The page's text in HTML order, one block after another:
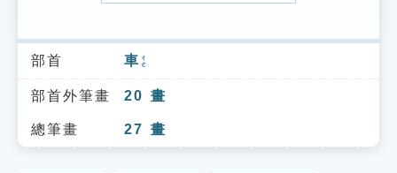
索引選單
知識索引
單字索引
部首 車 ㄔㄜ
部首外筆畫 20 畫
總筆畫 27 畫